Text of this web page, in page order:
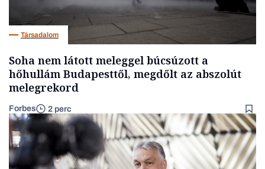
Társadalom
Soha nem látott meleggel búcsúzott a
hőhullám Budapesttől, megdőlt az abszolút
melegrekord
Forbes 2 perc